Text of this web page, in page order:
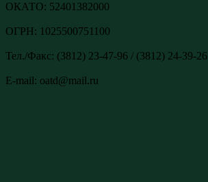
ОКАТО: 52401382000
ОГРН: 1025500751100
Тел./Факс: (3812) 23-47-96 / (3812) 24-39-26
E-mail: oatd@mail.ru